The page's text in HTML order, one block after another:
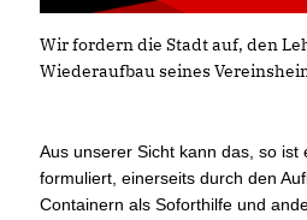
Wir fordern die Stadt auf, den
Wiederaufbau seines
Aus unserer Sicht kann das, so ist
formuliert, einerseits durch den
Containern als Soforthilfe und